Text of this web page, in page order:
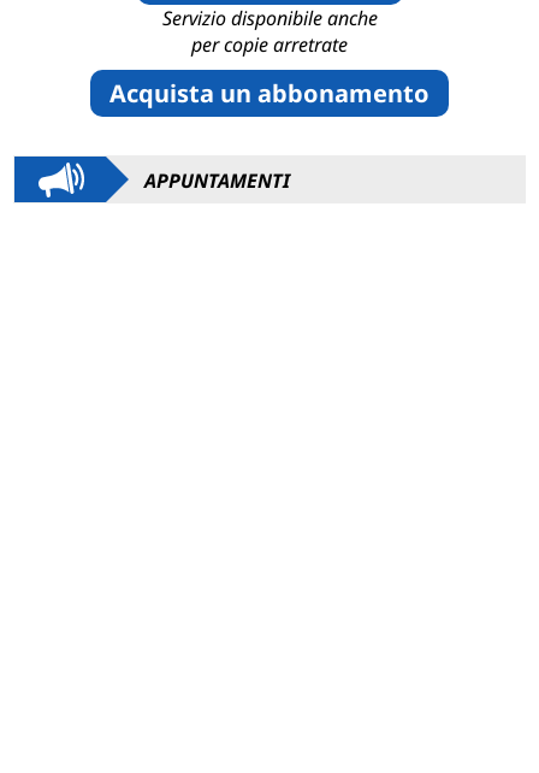
Servizio disponibile anche
per copie arretrate
Acquista un abbonamento
APPUNTAMENTI